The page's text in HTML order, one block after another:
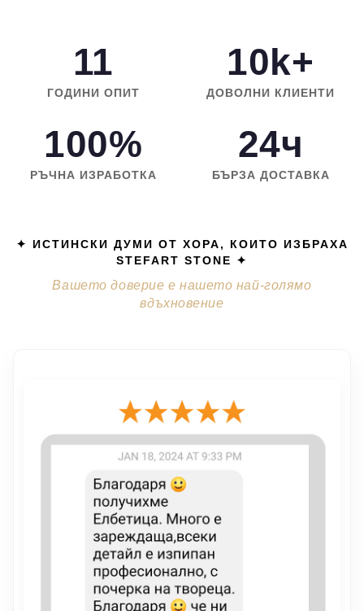
11
ГОДИНИ ОПИТ
10k+
ДОВОЛНИ КЛИЕНТИ
100%
РЪЧНА ИЗРАБОТКА
24ч
БЪРЗА ДОСТАВКА
✦ ИСТИНСКИ ДУМИ ОТ ХОРА, КОИТО ИЗБРАХА
STEFART STONE ✦
Вашето доверие е нашето най-голямо
вдъхновение